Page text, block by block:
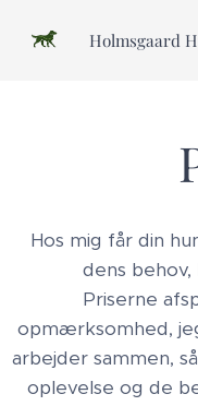
Holmsgaard
Hos mig får din
dens
Priserne
opmærksomhed,
arbejder sammen,
oplevelse og de